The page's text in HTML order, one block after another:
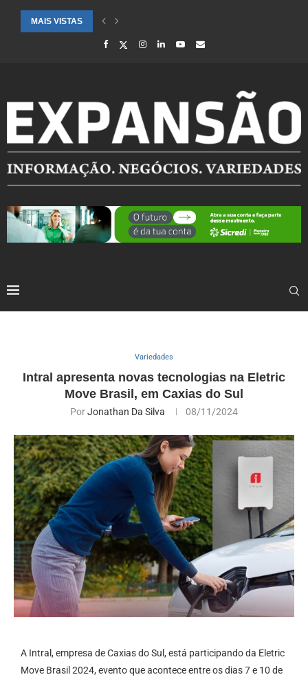
MAIS VISTAS
SAÚDE ALERTA PARA AUMENTO DE CASOS DE SÍNDROME GRIPAL
Variedades
Intral apresenta novas tecnologias na Eletric
Move Brasil, em Caxias do Sul
PorJonathan Da Silva 08/11/2024
A Intral, empresa de Caxias do Sul, está participando da Eletric
Move Brasil 2024, evento que acontece entre os dias 7 e 10 de